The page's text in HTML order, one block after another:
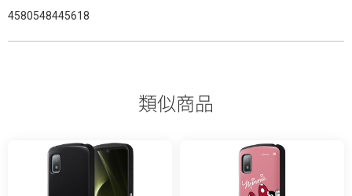
4580548445618
類似商品